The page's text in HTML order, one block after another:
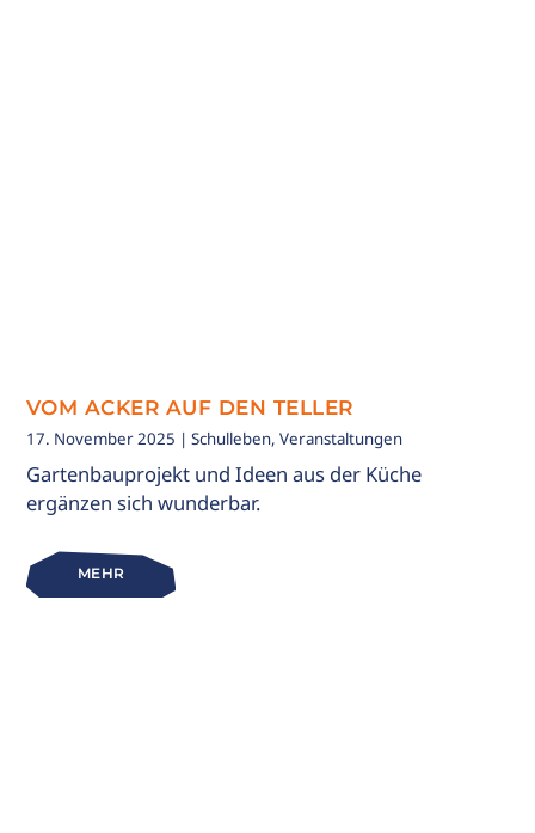
VOM ACKER AUF DEN TELLER
17. November 2025 | Schulleben, Veranstaltungen
Gartenbauprojekt und Ideen aus der Küche
ergänzen sich wunderbar.
MEHR